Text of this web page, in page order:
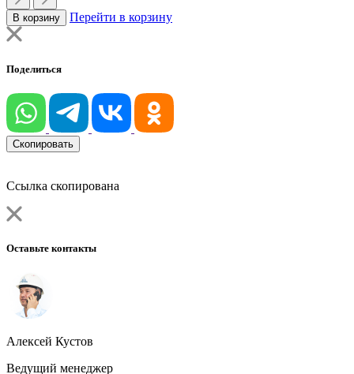
В корзину Перейти в корзину
Поделиться
Скопировать
Ссылка скопирована
Оставьте контакты
Алексей Кустов
Ведущий менеджер